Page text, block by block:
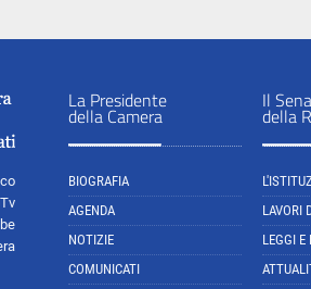
La Presidente
della Camera
BIOGRAFIA
AGENDA
NOTIZIE
COMUNICATI
Il
della
LAVORI
LEGGI E